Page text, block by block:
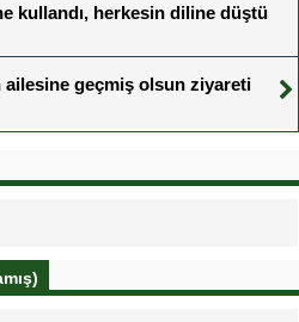
kullandı, herkesin diline düştü
ailesine geçmiş olsun ziyareti